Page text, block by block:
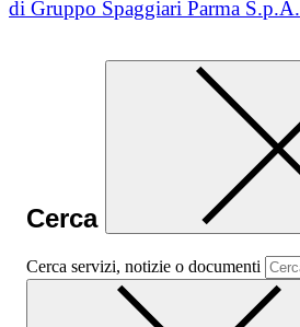
di Gruppo Spaggiari Parma S.p.A.
Cerca
Cerca servizi, notizie o documenti